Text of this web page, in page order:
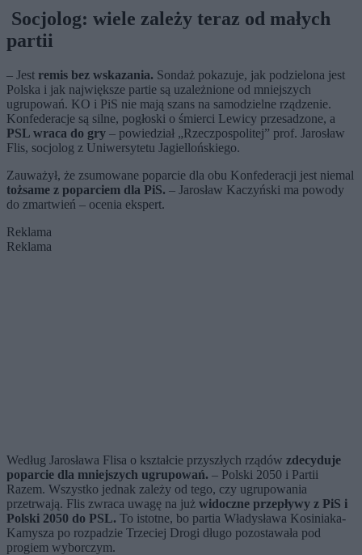
Socjolog: wiele zależy teraz od małych
partii
– Jest remis bez wskazania. Sondaż pokazuje, jak podzielona jest
Polska i jak największe partie są uzależnione od mniejszych
ugrupowań. KO i PiS nie mają szans na samodzielne rządzenie.
Konfederacje są silne, pogłoski o śmierci Lewicy przesadzone, a
PSL wraca do gry – powiedział „Rzeczpospolitej” prof. Jarosław
Flis, socjolog z Uniwersytetu Jagiellońskiego.
Zauważył, że zsumowane poparcie dla obu Konfederacji jest niemal
tożsame z poparciem dla PiS. – Jarosław Kaczyński ma powody
do zmartwień – ocenia ekspert.
Reklama
Reklama
Według Jarosława Flisa o kształcie przyszłych rządów zdecyduje
poparcie dla mniejszych ugrupowań. – Polski 2050 i Partii
Razem. Wszystko jednak zależy od tego, czy ugrupowania
przetrwają. Flis zwraca uwagę na już widoczne przepływy z PiS i
Polski 2050 do PSL. To istotne, bo partia Władysława Kosiniaka-
Kamysza po rozpadzie Trzeciej Drogi długo pozostawała pod
progiem wyborczym.